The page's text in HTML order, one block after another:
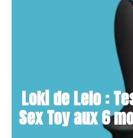
Loki de Lelo :
Sex Toy aux 6